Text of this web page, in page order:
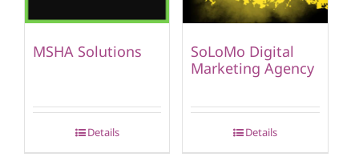
MSHA Solutions
Details
SoLoMo Digital
Marketing Agency
Details